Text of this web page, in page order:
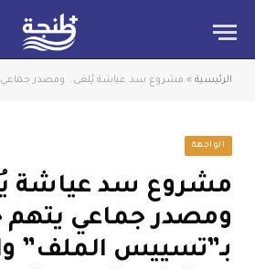
الرئيسية » مشروع سد عياشة يُلغى.. ومصدر جماعي يتهم خصوما
الواجهة
مشروع سد عياشة
ومصدر جماعي
بـ”تسييس الملف”